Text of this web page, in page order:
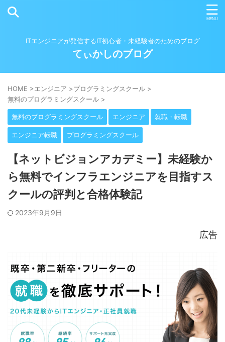
ITエンジニアが発信するIT初心者・未経験者のためのブログ
てぃかしのブログ
HOME >エンジニア >プログラミングスクール >
無料のプログラミングスクール >
無料のプログラミングスクール エンジニア 就職・転職
エンジニア転職 プログラミングスクール
【ネットビジョンアカデミー】未経験か
ら無料でインフラエンジニアを目指すス
クールの評判と合格体験記
2023年9月9日
広告